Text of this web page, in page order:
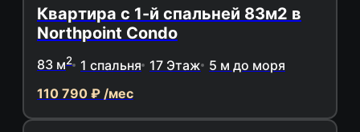
Квартира с 1-й спальней 83м2 в
Northpoint Condo
83 м2 1 спальня 17 Этаж 5 м до моря
110 790 ₽ /мес